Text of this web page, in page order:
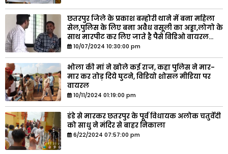
छतरपुर जिले के प्रकाश बम्होरी थाने में बना महिला
सेल,पुलिस के लिए बना अवैध वसूली का अड्डा,लोगो के
साथ मारपीट कर लिए जाते है पैसे विडिओ वायरल...
10/07/2024 10:30:00 pm
भोला की मां ने खोले कई राज, कहा पुलिस ने मार-
मार कर तोड़ दिये घुटने, विडियो शोसल मीडिया पर
वायरल
10/11/2024 01:19:00 pm
डंडे से मारकर छतरपुर के पूर्व विधायक अलोक चतुर्वेदी
को साधु ने मंदिर से बाहर निकाला
6/22/2024 07:57:00 pm